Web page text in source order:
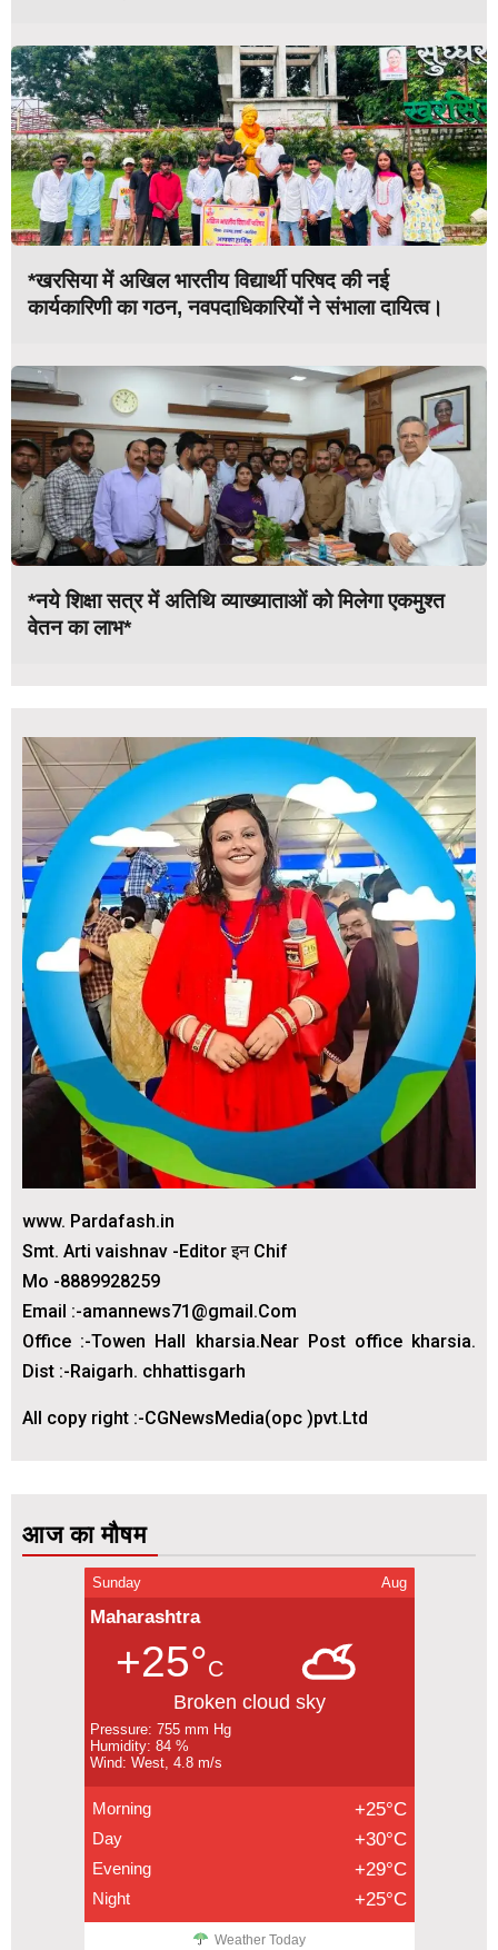
*खरसिया में अखिल भारतीय विद्यार्थी परिषद की नई
कार्यकारिणी का गठन, नवपदाधिकारियों ने संभाला दायित्व।
*नये शिक्षा सत्र में अतिथि व्याख्याताओं को मिलेगा एकमुश्त
वेतन का लाभ*
www. Pardafash.in
Smt. Arti vaishnav -Editor इन Chif
Mo -8889928259
Email :-amannews71@gmail.Com
Office :-Towen Hall kharsia.Near Post office kharsia.
Dist :-Raigarh. chhattisgarh
All copy right :-CGNewsMedia(opc )pvt.Ltd
आज का मौषम
Sunday Aug
Maharashtra
+25°C
Broken cloud sky
Pressure: 755 mm Hg
Humidity: 84 %
Wind: West, 4.8 m/s
Morning +25°C
Day +30°C
Evening +29°C
Night +25°C
Weather Today